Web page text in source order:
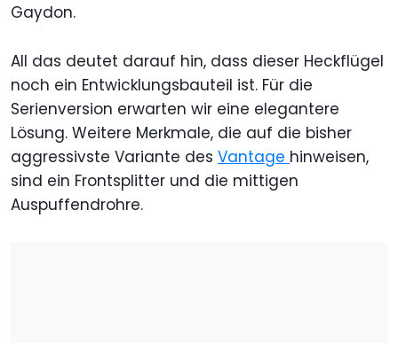
Gaydon.
All das deutet darauf hin, dass dieser Heckflügel
noch ein Entwicklungsbauteil ist. Für die
Serienversion erwarten wir eine elegantere
Lösung. Weitere Merkmale, die auf die bisher
aggressivste Variante des Vantage hinweisen,
sind ein Frontsplitter und die mittigen
Auspuffendrohre.